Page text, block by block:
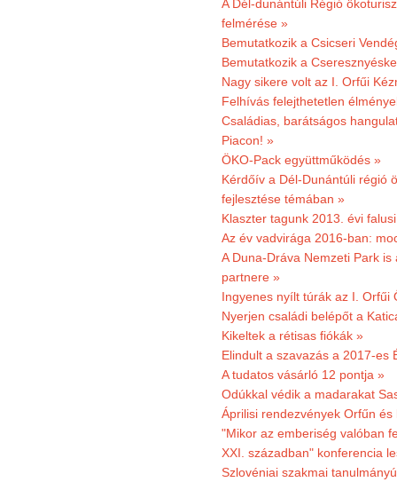
A Dél-dunántúli Régió
felmérése »
Bemutatkozik a Csicseri
Bemutatkozik a
Nagy sikere volt az I. Orfűi
Felhívás felejthetetlen
Családias, barátságos
Piacon! »
ÖKO-Pack együttműködés »
Kérdőív a Dél-Dunántúli régió
fejlesztése témában »
Klaszter tagunk 2013. évi
Az év vadvirága 2016-ban:
A Duna-Dráva Nemzeti Park
partnere »
Ingyenes nyílt túrák az I. Orfűi
Nyerjen családi belépőt a
Kikeltek a rétisas fiókák »
Elindult a szavazás a 2017-es
A tudatos vásárló 12 pontja »
Odúkkal védik a madarakat
Áprilisi rendezvények Orfűn és
"Mikor az emberiség valóban
XXI. században" konferencia
Szlovéniai szakmai